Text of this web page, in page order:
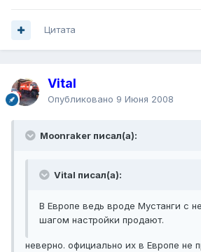
Цитата
Vital
Опубликовано 9 Июня 2008
Moonraker писал(а):
Vital писал(а):
В Европе ведь вроде Мустанги с
шагом настройки продают.
неверно. официально их в Европе не